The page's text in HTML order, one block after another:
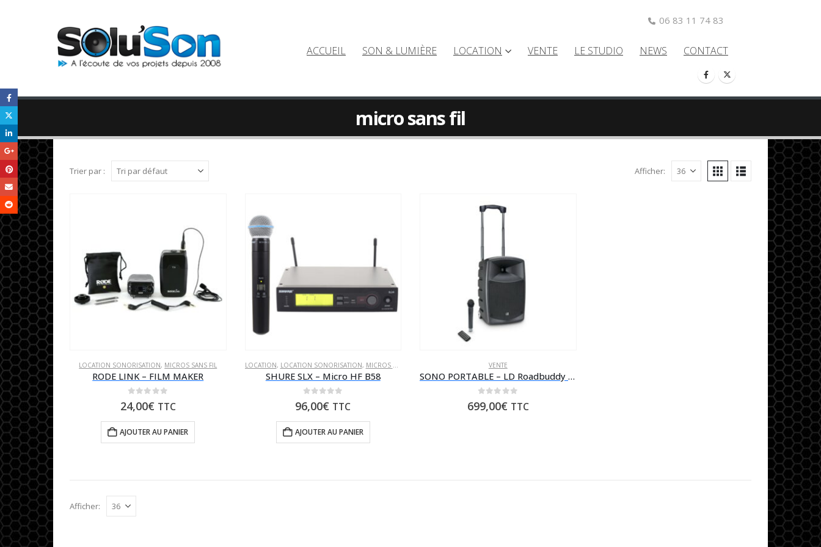
06 83 11 74 83
ACCUEIL SON & LUMIÈRE LOCATION VENTE LE STUDIO NEWS CONTACT
micro sans fil
Trier par : Afficher:
LOCATION SONORISATION, MICROS SANS FIL
RODE LINK – FILM MAKER
24,00€ TTC
AJOUTER AU PANIER
LOCATION, LOCATION SONORISATION, MICROS SANS FIL
SHURE SLX – Micro HF B58
96,00€ TTC
AJOUTER AU PANIER
VENTE
SONO PORTABLE – LD Roadbuddy 10
699,00€ TTC
Afficher: